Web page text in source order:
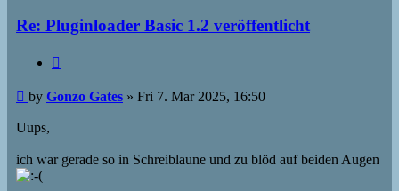
Re: Pluginloader Basic 1.2 veröffentlicht
Post
by Gonzo Gates » Fri 7. Mar 2025, 16:50
Uups,
ich war gerade so in Schreiblaune und zu blöd auf beiden Augen